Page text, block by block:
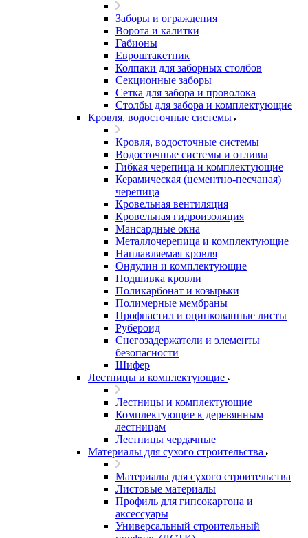
Заборы и ограждения
Ворота и калитки
Габионы
Евроштакетник
Колпаки для заборных столбов
Секционные заборы
Сетка для забора и проволока
Столбы для забора и комплектующие
Кровля, водосточные системы
Кровля, водосточные системы
Водосточные системы и отливы
Гибкая черепица и комплектующие
Керамическая (цементно-песчаная)
черепица
Кровельная вентиляция
Кровельная гидроизоляция
Мансардные окна
Металлочерепица и комплектующие
Наплавляемая кровля
Ондулин и комплектующие
Подшивка кровли
Поликарбонат и козырьки
Полимерные мембраны
Профнастил и оцинкованные листы
Рубероид
Снегозадержатели и элементы
безопасности
Шифер
Лестницы и комплектующие
Лестницы и комплектующие
Комплектующие к деревянным
лестницам
Лестницы чердачные
Материалы для сухого строительства
Материалы для сухого строительства
Листовые материалы
Профиль для гипсокартона и
аксессуары
Универсальный строительный